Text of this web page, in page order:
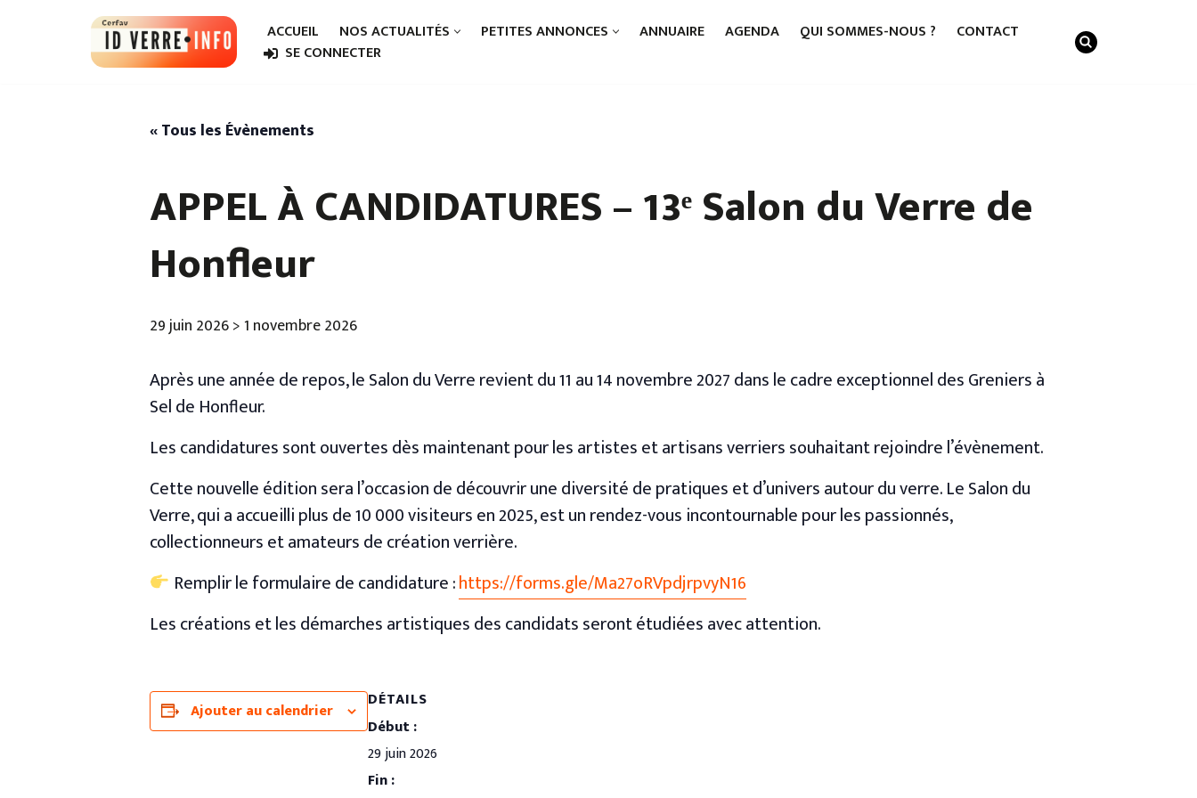
ACCUEIL NOS ACTUALITÉS PETITES ANNONCES ANNUAIRE AGENDA QUI SOMMES-NOUS ?
CONTACT
SE CONNECTER
« Tous les Évènements
APPEL À CANDIDATURES – 13ᵉ Salon du Verre de
Honfleur
29 juin 2026>1 novembre 2026
Après une année de repos, le Salon du Verre revient du 11 au 14 novembre 2027 dans le cadre exceptionnel des Greniers à
Sel de Honfleur.
Les candidatures sont ouvertes dès maintenant pour les artistes et artisans verriers souhaitant rejoindre l’évènement.
Cette nouvelle édition sera l’occasion de découvrir une diversité de pratiques et d’univers autour du verre. Le Salon du
Verre, qui a accueilli plus de 10 000 visiteurs en 2025, est un rendez-vous incontournable pour les passionnés,
collectionneurs et amateurs de création verrière.
Remplir le formulaire de candidature :https://forms.gle/Ma27oRVpdjrpvyN16
Les créations et les démarches artistiques des candidats seront étudiées avec attention.
Ajouter au calendrier
DÉTAILS
Début :
29 juin 2026
Fin :